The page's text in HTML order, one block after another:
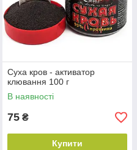
Суха кров - активатор
клювання 100 г
В наявності
75 ₴
Купити